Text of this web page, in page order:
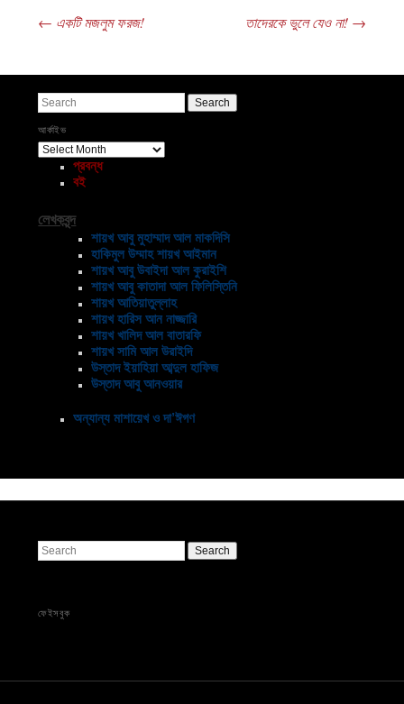
Post navigation
← একটি মজলুম ফরজ! তাদেরকে ভুলে যেও না! →
Search
আর্কাইভ
আর্কাইভ
প্রবন্ধ
বই
লেখকবৃন্দ
শায়খ আবু মুহাম্মাদ আল মাকদিসি
হাকিমুল উম্মাহ শায়খ আইমান
শায়খ আবু উবাইদা আল কুরাইশি
শায়খ আবু কাতাদা আল ফিলিস্তিনি
শায়খ আতিয়াতুল্লাহ
শায়খ হারিস আন নাজ্জারি
শায়খ খালিদ আল বাতারফি
শায়খ সামি আল উরাইদি
উস্তাদ ইয়াহিয়া আব্দুল হাফিজ
উস্তাদ আবু আনওয়ার
অন্যান্য মাশায়েখ ও দা’ঈগণ
Search
ফেইসবুক